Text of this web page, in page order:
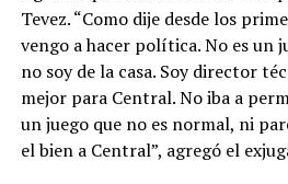
Tevez. “Como dije desde los
vengo a hacer política. No es un
no soy de la casa. Soy director
mejor para Central. No iba a
un juego que no es normal, ni
el bien a Central”, agregó el